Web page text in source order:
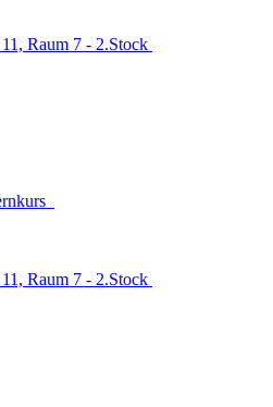
Raum 7 - 2.Stock
Raum 7 - 2.Stock